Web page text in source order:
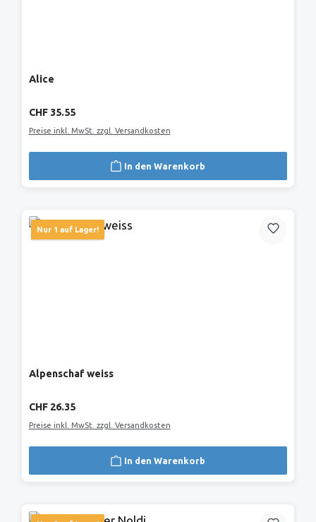
Alice
Regulärer Preis:
CHF 35.55
Preise inkl. MwSt. zzgl. Versandkosten
In den Warenkorb
Nur 1 auf Lager!
Alpenschaf weiss
Regulärer Preis:
CHF 26.35
Preise inkl. MwSt. zzgl. Versandkosten
In den Warenkorb